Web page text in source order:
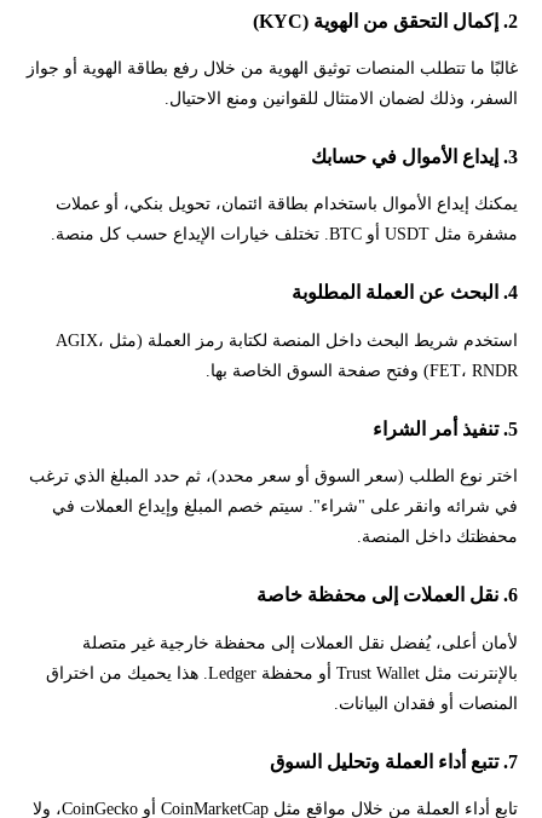
2. إكمال التحقق من الهوية (KYC)
غالبًا ما تتطلب المنصات توثيق الهوية من خلال رفع بطاقة الهوية أو جواز
السفر، وذلك لضمان الامتثال للقوانين ومنع الاحتيال.
3. إيداع الأموال في حسابك
يمكنك إيداع الأموال باستخدام بطاقة ائتمان، تحويل بنكي، أو عملات
مشفرة مثل USDT أو BTC. تختلف خيارات الإيداع حسب كل منصة.
4. البحث عن العملة المطلوبة
استخدم شريط البحث داخل المنصة لكتابة رمز العملة (مثل AGIX،
FET، RNDR) وفتح صفحة السوق الخاصة بها.
5. تنفيذ أمر الشراء
اختر نوع الطلب (سعر السوق أو سعر محدد)، ثم حدد المبلغ الذي ترغب
في شرائه وانقر على "شراء". سيتم خصم المبلغ وإيداع العملات في
محفظتك داخل المنصة.
6. نقل العملات إلى محفظة خاصة
لأمان أعلى، يُفضل نقل العملات إلى محفظة خارجية غير متصلة
بالإنترنت مثل Trust Wallet أو محفظة Ledger. هذا يحميك من اختراق
المنصات أو فقدان البيانات.
7. تتبع أداء العملة وتحليل السوق
تابع أداء العملة من خلال مواقع مثل CoinMarketCap أو CoinGecko، ولا